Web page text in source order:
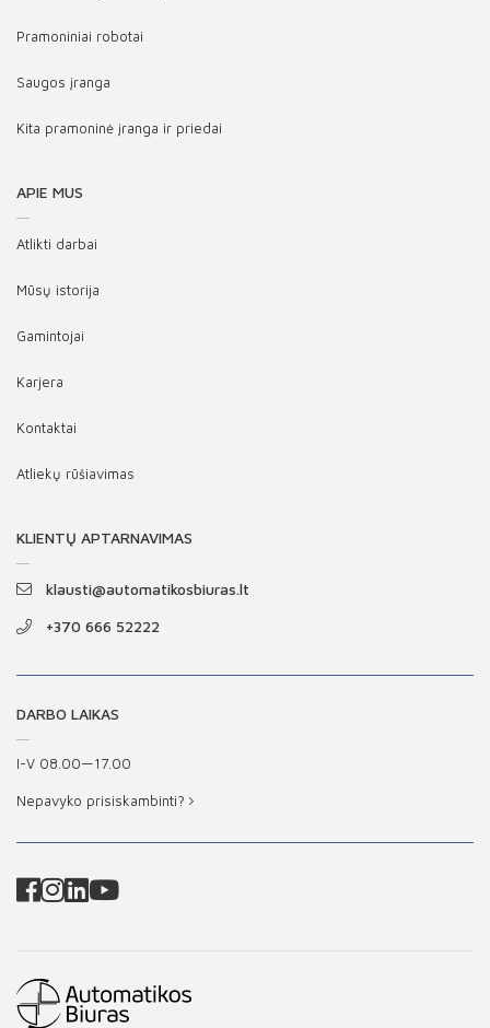
Pramoniniai robotai
Saugos įranga
Kita pramoninė įranga ir priedai
APIE MUS
Atlikti darbai
Mūsų istorija
Gamintojai
Karjera
Kontaktai
Atliekų rūšiavimas
KLIENTŲ APTARNAVIMAS
klausti@automatikosbiuras.lt
+370 666 52222
DARBO LAIKAS
I-V 08.00—17.00
Nepavyko prisiskambinti?